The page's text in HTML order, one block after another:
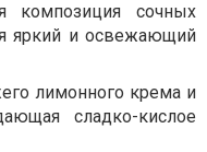
композиция сочных
яркий и освежающий
лимонного крема и
сладко-кислое